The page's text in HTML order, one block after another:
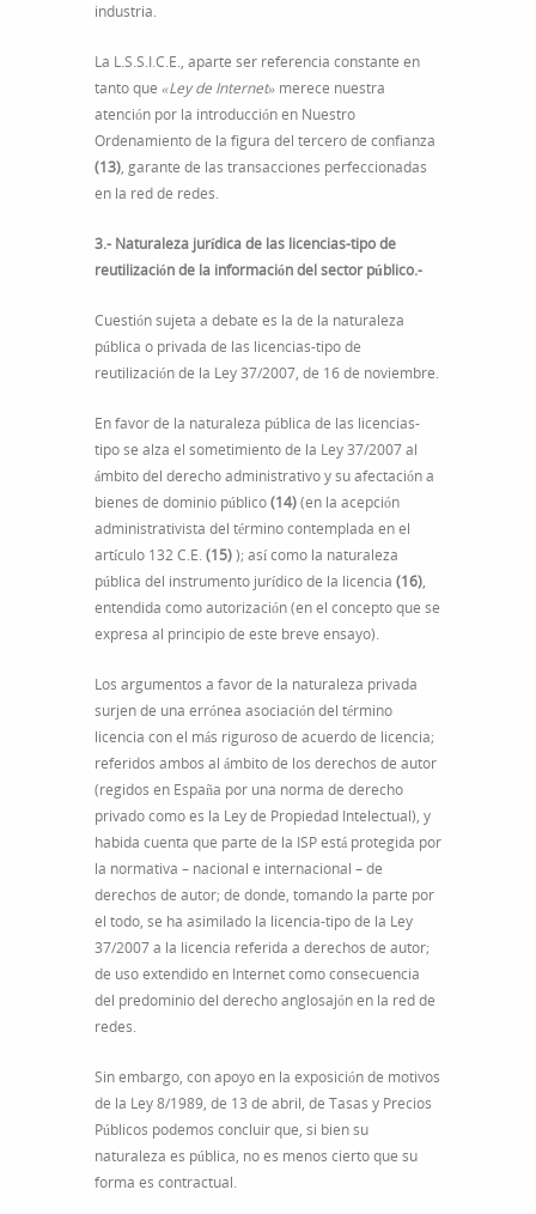
industria.
La L.S.S.I.C.E., aparte ser referencia constante en
tanto que «Ley de Internet» merece nuestra
atención por la introducción en Nuestro
Ordenamiento de la figura del tercero de confianza
(13), garante de las transacciones perfeccionadas
en la red de redes.
3.- Naturaleza jurídica de las licencias-tipo de
reutilización de la información del sector público.-
Cuestión sujeta a debate es la de la naturaleza
pública o privada de las licencias-tipo de
reutilización de la Ley 37/2007, de 16 de noviembre.
En favor de la naturaleza pública de las licencias-
tipo se alza el sometimiento de la Ley 37/2007 al
ámbito del derecho administrativo y su afectación a
bienes de dominio público(14)(en la acepción
administrativista del término contemplada en el
artículo 132 C.E. (15)); así como la naturaleza
pública del instrumento jurídico de la licencia (16),
entendida como autorización (en el concepto que se
expresa al principio de este breve ensayo).
Los argumentos a favor de la naturaleza privada
surjen de una errónea asociación del término
licencia con el más riguroso de acuerdo de licencia;
referidos ambos al ámbito de los derechos de autor
(regidos en España por una norma de derecho
privado como es la Ley de Propiedad Intelectual), y
habida cuenta que parte de la ISP está protegida por
la normativa – nacional e internacional – de
derechos de autor; de donde, tomando la parte por
el todo, se ha asimilado la licencia-tipo de la Ley
37/2007 a la licencia referida a derechos de autor;
de uso extendido en Internet como consecuencia
del predominio del derecho anglosajón en la red de
redes.
Sin embargo, con apoyo en la exposición de motivos
de la Ley 8/1989, de 13 de abril, de Tasas y Precios
Públicos podemos concluir que, si bien su
naturaleza es pública, no es menos cierto que su
forma es contractual.